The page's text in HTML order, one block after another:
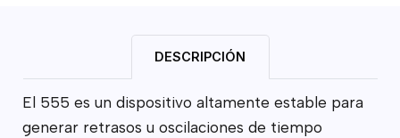
DESCRIPCIÓN
El 555 es un dispositivo altamente estable para
generar retrasos u oscilaciones de tiempo